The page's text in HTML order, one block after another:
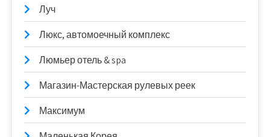
Луч
Люкс, автомоечный комплекс
Люмьер отель & spa
Магазин-Мастерская рулевых реек
Максимум